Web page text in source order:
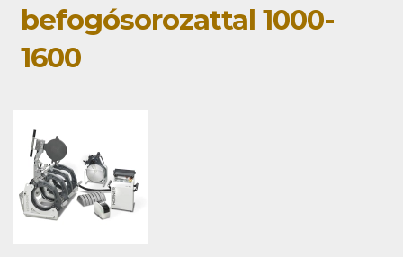
befogósorozattal 1000-
1600